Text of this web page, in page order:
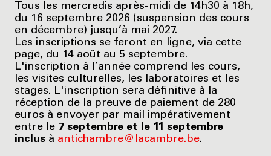
Tous les mercredis après-midi de 14h30 à 18h,
du 16 septembre 2026 (suspension des cours
en décembre) jusqu’à mai 2027.
Les inscriptions se feront en ligne, via cette
page, du 14 août au 5 septembre.
L'inscription à l’année comprend les cours,
les visites culturelles, les laboratoires et les
stages. L'inscription sera définitive à la
réception de la preuve de paiement de 280
euros à envoyer par mail impérativement
entre le 7 septembre et le 11 septembre
inclus à antichambre@lacambre.be.